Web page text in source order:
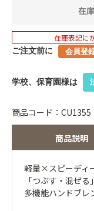
在
在庫表記に
ご注文前に 会員登
学校、保育園様は
商品説明
軽量×スピーディ
「つぶす・混ぜ
多機能ハンドブレ
商品コード：CU1355